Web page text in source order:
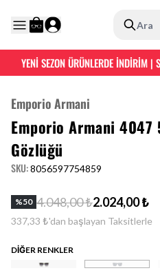
Ara
YENİ SEZON ÜRÜNLERDE İNDİRİM |
Emporio Armani
Emporio Armani 4047
Gözlüğü
SKU:8056597754859
%50 4.048,00 ₺2.024,00 ₺
337,33 ₺'dan başlayan Taksitlerle
DİĞER RENKLER